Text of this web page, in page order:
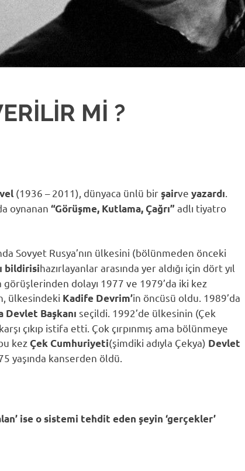
Mİ ?
(1936 – 2011), dünyaca ünlü birşairve yazardı
oynanan “Görüşme, Kutlama, Çağrı” adlı tiyatro
Sovyet Rusya’nın ülkesini (bölünmeden önceki
bildirisihazırlayanlar arasında yer aldığı için dört yıl
dolayı 1977 ve 1979’da iki kez
ülkesindeki Kadife Devrim’in öncüsü oldu. 1989’da
Devlet Başkanı seçildi. 1992’de ülkesinin (Çek
çıkıp istifa etti. Çok çırpınmış ama bölünmeye
kezÇek Cumhuriyeti(şimdiki adıyla Çekya) Devlet
yaşında kanserden öldü.
ise o sistemi tehdit eden şeyin ‘gerçekler’